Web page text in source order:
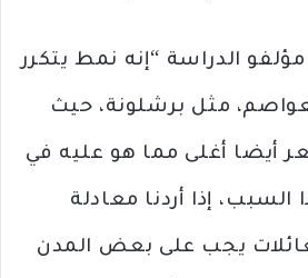
الدراسة “إنه نمط يتكرر
مثل برشلونة، حيث
أيضا أغلى مما هو عليه في
السبب، إذا أردنا معادلة
يجب على بعض المدن